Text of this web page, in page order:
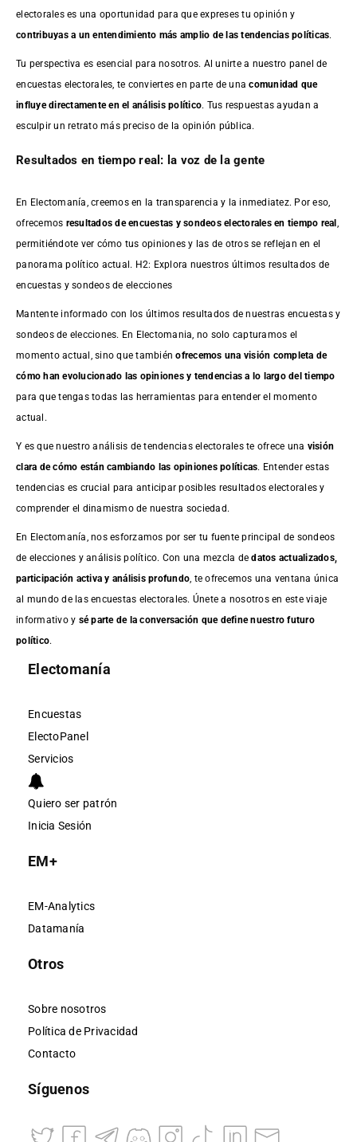
electorales es una oportunidad para que expreses tu opinión y
contribuyas a un entendimiento más amplio de las tendencias políticas.
Tu perspectiva es esencial para nosotros. Al unirte a nuestro panel de
encuestas electorales, te conviertes en parte de unacomunidad que
influye directamente en el análisis político. Tus respuestas ayudan a
esculpir un retrato más preciso de la opinión pública.
Resultados en tiempo real: la voz de la gente
En Electomanía, creemos en la transparencia y la inmediatez. Por eso,
ofrecemos resultados deencuestas y sondeos electorales en tiempo real
permitiéndote ver cómo tus opiniones y las de otros se reflejan en el
panorama político actual. H2: Explora nuestros últimos resultados de
encuestas y sondeos de elecciones
Mantente informado con los últimos resultados de nuestras encuestasy
sondeos de elecciones. En Electomania, no solo capturamos el
momento actual, sino que tambiénofrecemos una visión completa de
cómo han evolucionado las opiniones y tendencias a lo largo del tiempo
para que tengas todas las herramientas para entender el momento
actual.
Y es que nuestro análisis de tendencias electorales te ofrece una visión
clara de cómo están cambiando las opiniones políticas. Entender estas
tendencias es crucial para anticipar posibles resultados electorales y
comprender el dinamismo de nuestra sociedad.
En Electomanía, nos esforzamos por ser tu fuente principal de sondeos
de elecciones y análisis político. Con una mezcla dedatos actualizados,
participación activa y análisis profundo , te ofrecemos una ventana única
al mundo de las encuestas electorales. Únete a nosotros en este viaje
informativo y sé parte de la conversación que define nuestro futuro
político.
Electomanía
Encuestas
ElectoPanel
Servicios
Quiero ser patrón
Inicia Sesión
EM+
EM-Analytics
Datamanía
Otros
Sobre nosotros
Política de Privacidad
Contacto
Síguenos